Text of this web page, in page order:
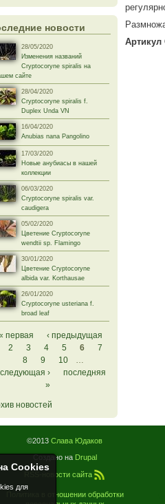
Cookies
для
новости
28/05/2020
Изменения названий
Cryptocoryne spiralis на
сайте
28/04/2020
Cryptocoryne spiralis f.
Duplex Unda VN
16/04/2020
Anubias nana Pangolino
17/03/2020
Новые анубиасы в нашей
коллекции
06/03/2020
Cryptocoryne spiralis var.
caudigera
05/02/2020
Цветение Cryptocoryne
wendtii sp. Flamingo
30/01/2020
Цветение Cryptocoryne
albida var. Korthausae
26/01/2020
Cryptocoryne usteriana f.
broad leaf
первая
‹ предыдущая
2 3 4 5 6
7
8
9 10
следующая ›
последняя
»
новостей
Артикул
©2013 Слава Юдаков
Создано на Drupal
RSS-новости сайта
Политика в отношении обработки